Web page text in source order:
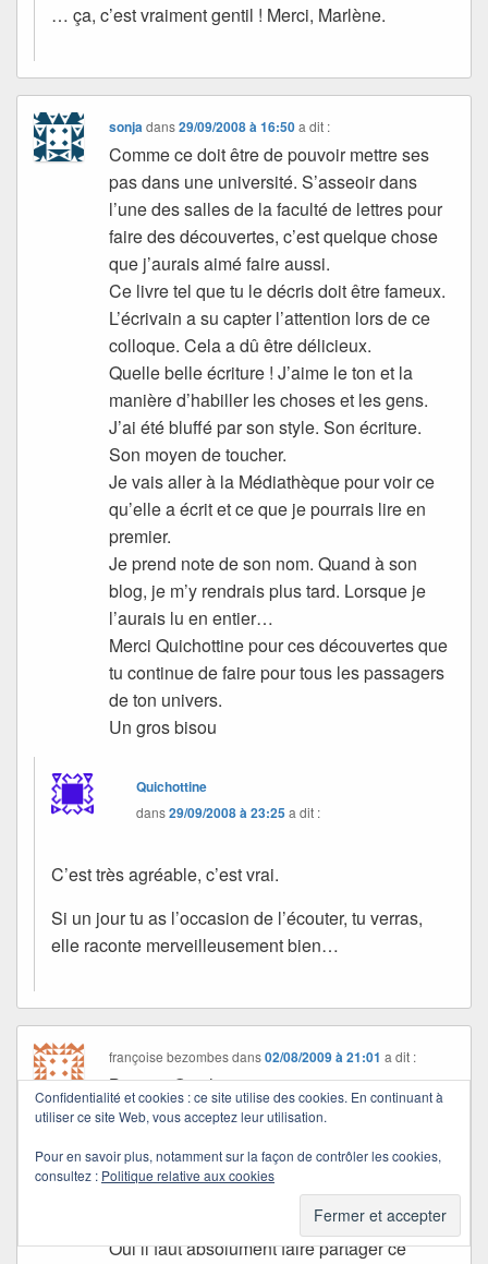
… ça, c’est vraiment gentil ! Merci, Marlène.
sonja dans29/09/2008 à 16:50 a dit :
Comme ce doit être de pouvoir mettre ses
pas dans une université. S’asseoir dans
l’une des salles de la faculté de lettres pour
faire des découvertes, c’est quelque chose
que j’aurais aimé faire aussi.
Ce livre tel que tu le décris doit être fameux.
L’écrivain a su capter l’attention lors de ce
colloque. Cela a dû être délicieux.
Quelle belle écriture ! J’aime le ton et la
manière d’habiller les choses et les gens.
J’ai été bluffé par son style. Son écriture.
Son moyen de toucher.
Je vais aller à la Médiathèque pour voir ce
qu’elle a écrit et ce que je pourrais lire en
premier.
Je prend note de son nom. Quand à son
blog, je m’y rendrais plus tard. Lorsque je
l’aurais lu en entier…
Merci Quichottine pour ces découvertes que
tu continue de faire pour tous les passagers
de ton univers.
Un gros bisou
Quichottine
dans29/09/2008 à 23:25a dit :
C’est très agréable, c’est vrai.
Si un jour tu as l’occasion de l’écouter, tu verras,
elle raconte merveilleusement bien…
françoise bezombesdans02/08/2009 à 21:01 a dit :
Bonsoir Quichottine
Je découvre… plus d’un an après les autres
touche beaucoup car nous étions ensemble
à Cergy lors de son intervention, toi en tant
qu’étudiante et moi comme auditrice libre…
Oui il faut absolument faire partager ce
Confidentialité et cookies : ce site utilise des cookies. En continuant à
utiliser ce site Web, vous acceptez leur utilisation.
Pour en savoir plus, notamment sur la façon de contrôler les cookies,
consultez : Politique relative aux cookies